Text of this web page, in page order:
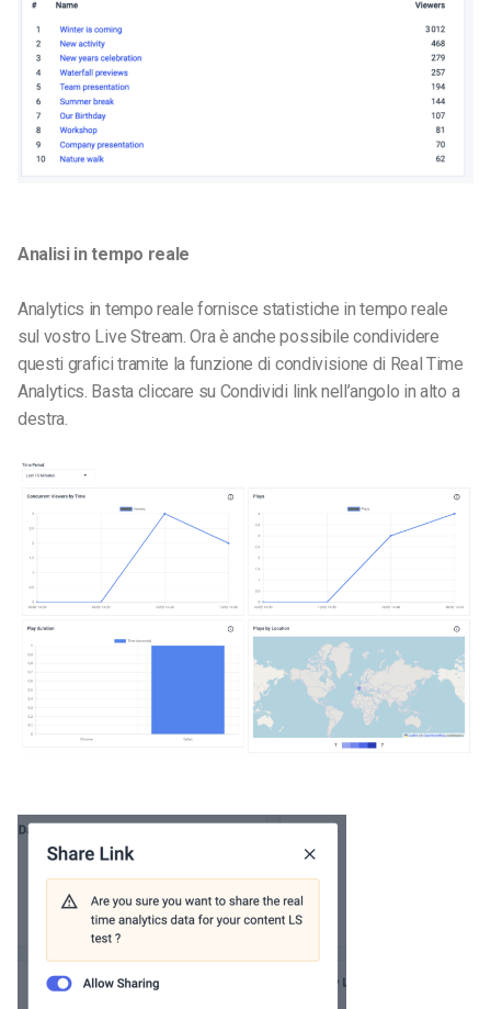
Analisi in tempo reale
Analytics in tempo reale fornisce statistiche in tempo reale
sul vostro Live Stream. Ora è anche possibile condividere
questi grafici tramite la funzione di condivisione di Real Time
Analytics. Basta cliccare su Condividi link nell’angolo in alto a
destra.